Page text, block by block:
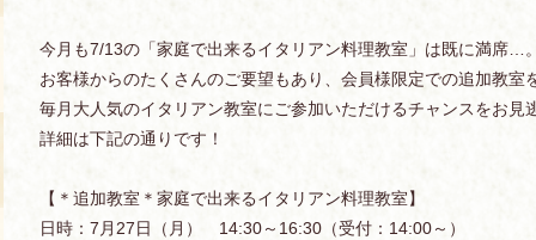
今月も7/13の「家庭で出来るイタリアン料理教室」は既に満席…
お客様からのたくさんのご要望もあり、会員様限定での追加教室
毎月大人気のイタリアン教室にご参加いただけるチャンスをお見
詳細は下記の通りです！
【＊追加教室＊家庭で出来るイタリアン料理教室】
日時：7月27日（月） 14:30～16:30（受付：14:00～）